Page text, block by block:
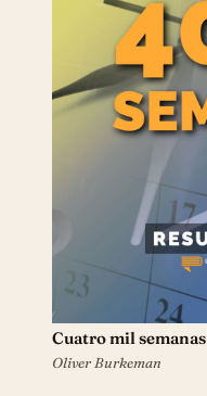
Cuatro mil semanas
Oliver Burkeman